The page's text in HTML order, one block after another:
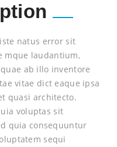
natus error sit
mque laudantium,
ab illo inventore
vitae dict eaque ipsa
quasi architecto.
voluptas sit
quia consequuntur
sequi